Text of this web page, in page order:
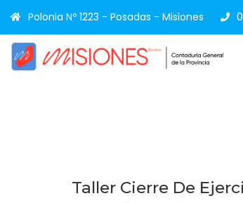
Polonia Nº 1223 - Posadas - Misiones
Taller Cierre De